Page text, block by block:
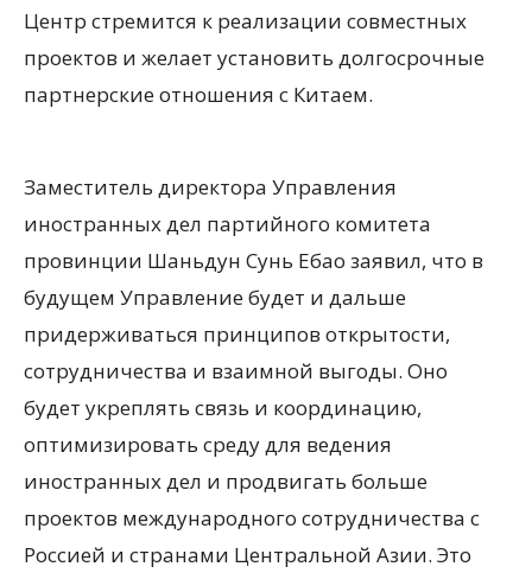
Центр стремится к реализации совместных
проектов и желает установить долгосрочные
партнерские отношения с Китаем.
Заместитель директора Управления
иностранных дел партийного комитета
провинции Шаньдун Сунь Ебао заявил, что в
будущем Управление будет и дальше
придерживаться принципов открытости,
сотрудничества и взаимной выгоды. Оно
будет укреплять связь и координацию,
оптимизировать среду для ведения
иностранных дел и продвигать больше
проектов международного сотрудничества с
Россией и странами Центральной Азии. Это